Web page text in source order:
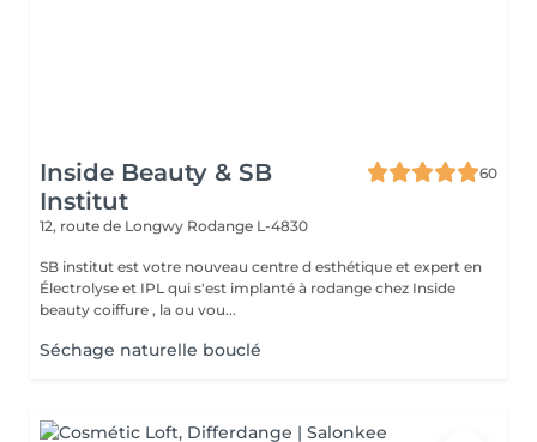
Inside Beauty & SB
Institut
60
12, route de Longwy Rodange L-4830
SB institut est votre nouveau centre d esthétique et expert en
Électrolyse et IPL qui s'est implanté à rodange chez Inside
beauty coiffure , la ou vou...
Séchage naturelle bouclé